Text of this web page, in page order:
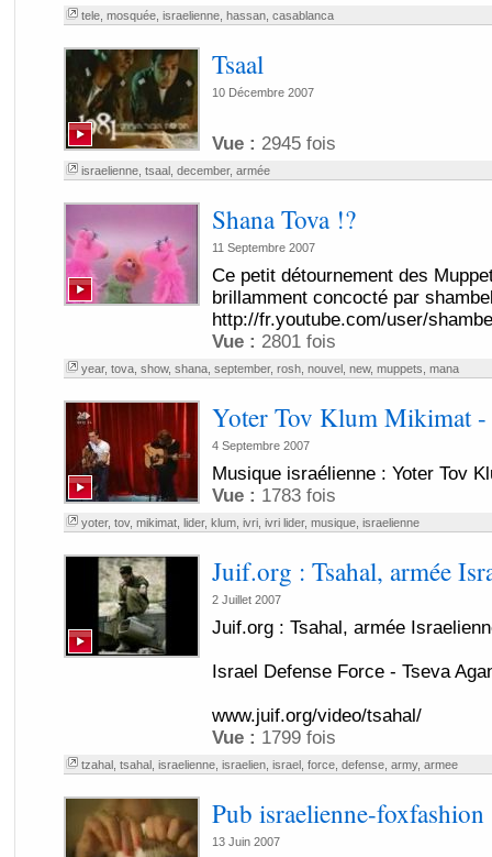
tele, mosquée, israelienne, hassan, casablanca
Tsaal
10 Décembre 2007
Vue : 2945 fois
israelienne, tsaal, december, armée
Shana Tova !?
11 Septembre 2007
Ce petit détournement des
brillamment concocté par
http://fr.youtube.com/user/
Vue : 2801 fois
year, tova, show, shana, september, rosh, nouvel, new, muppets mana
Yoter Tov Klum Mikimat
4 Septembre 2007
Musique israélienne : Yoter Tov
Vue : 1783 fois
yoter, tov, mikimat, lider, klum, ivri, ivri lider, musique, israelienne
Juif.org : Tsahal, armée
2 Juillet 2007
Juif.org : Tsahal, armée
Israel Defense Force - Tseva
www.juif.org/video/tsahal/
Vue : 1799 fois
tzahal, tsahal, israelienne, israelien, israel, force, defense, army, armee
Pub israelienne-foxfashion
13 Juin 2007